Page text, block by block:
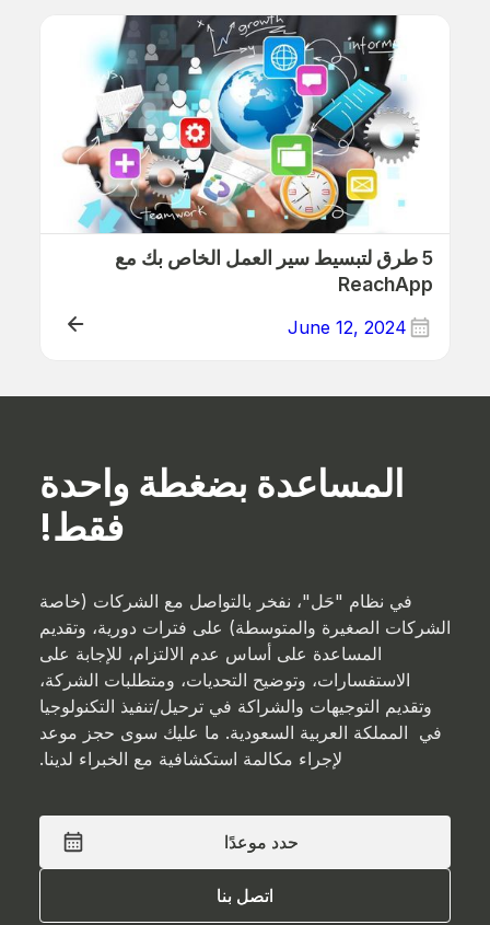
5 طرق لتبسيط سير العمل الخاص بك مع
ReachApp
June 12, 2024
المساعدة بضغطة واحدة
فقط!
في نظام "حَل"، نفخر بالتواصل مع الشركات (خاصة
الشركات الصغيرة والمتوسطة) على فترات دورية، وتقديم
المساعدة على أساس عدم الالتزام، للإجابة على
الاستفسارات، وتوضيح التحديات، ومتطلبات الشركة،
وتقديم التوجيهات والشراكة في ترحيل/تنفيذ التكنولوجيا
في المملكة العربية السعودية. ما عليك سوى حجز موعد
لإجراء مكالمة استكشافية مع الخبراء لدينا.
حدد موعدًا
حدد موعدًا
اتصل بنا
اتصل بنا